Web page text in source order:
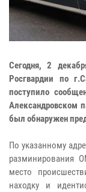
Сегодня, 2
Росгвардии по
поступило
Александровском
был обнаружен
По указанному
разминирования
место
находку и